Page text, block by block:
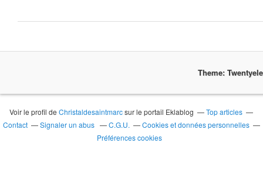
Theme:
Voir le profil deChristaldesaintmarcsur le portail Eklablog
Top articles
Contact
Signaler un abus C.G.U.
Cookies et données personnelles
Préférences cookies